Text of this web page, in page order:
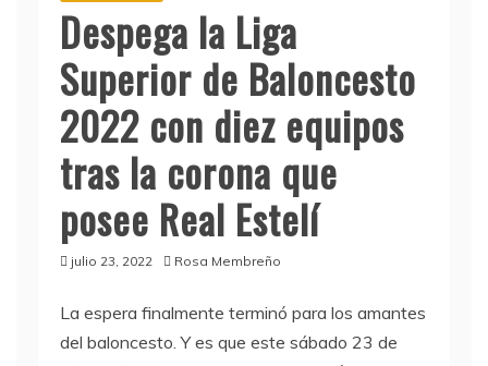
Despega la Liga
Superior de Baloncesto
2022 con diez equipos
tras la corona que
posee Real Estelí
julio 23, 2022 Rosa Membreño
La espera finalmente terminó para los amantes
del baloncesto. Y es que este sábado 23 de